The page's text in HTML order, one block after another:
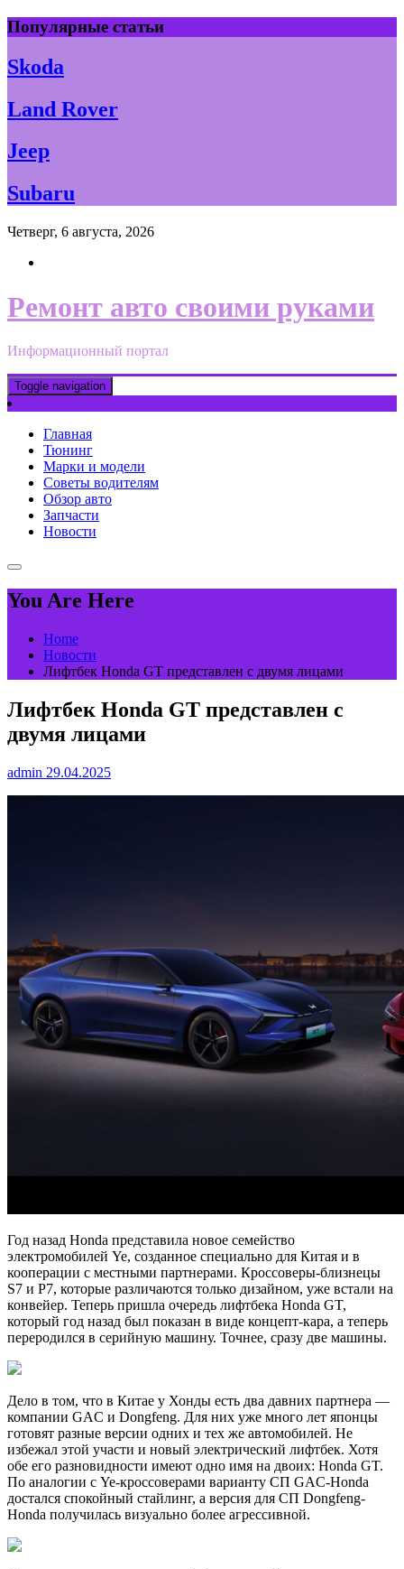
Skip
to
content
Популярные статьи
Skoda
Land Rover
Jeep
Subaru
Четверг, 6 августа, 2026
Ремонт авто своими руками
Информационный портал
Toggle navigation
Главная
Тюнинг
Марки и модели
Советы водителям
Обзор авто
Запчасти
Новости
You Are Here
Home
Новости
Лифтбек Honda GT представлен с двумя лицами
Лифтбек Honda GT представлен с
двумя лицами
admin 29.04.2025
Год назад Honda представила новое семейство
электромобилей Ye, созданное специально для Китая и в
кооперации с местными партнерами. Кроссоверы-близнецы
S7 и P7, которые различаются только дизайном, уже встали на
конвейер. Теперь пришла очередь лифтбека Honda GT,
который год назад был показан в виде концепт-кара, а теперь
переродился в серийную машину. Точнее, сразу две машины.
Дело в том, что в Китае у Хонды есть два давних партнера —
компании GAC и Dongfeng. Для них уже много лет японцы
готовят разные версии одних и тех же автомобилей. Не
избежал этой участи и новый электрический лифтбек. Хотя
обе его разновидности имеют одно имя на двоих: Honda GT.
По аналогии с Ye-кроссоверами варианту СП GAC-Honda
достался спокойный стайлинг, а версия для СП Dongfeng-
Honda получилась визуально более агрессивной.